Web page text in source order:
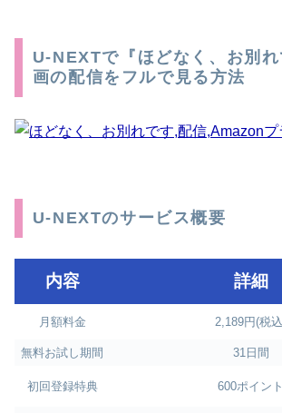
U-NEXTで『ほどなく、お別
画の配信をフルで見る方法
U-NEXTのサービス概要
内容 詳細
月額料金 2,189円(税
無料お試し期間 31日間
初回登録特典 600ポイント